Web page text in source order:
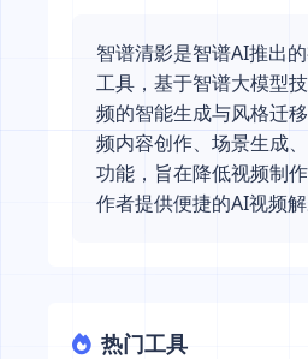
智谱清影是智谱AI推出
工具，基于智谱大模型
频的智能生成与风格迁
频内容创作、场景生成
功能，旨在降低视频制
作者提供便捷的AI视频解
热门工具